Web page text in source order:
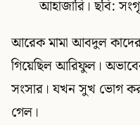
আহাজারি। ছবি:
আরেক মামা আবদুল
গিয়েছিল আরিফুল।
সংসার। যখন সুখ ভোগ
গেল।